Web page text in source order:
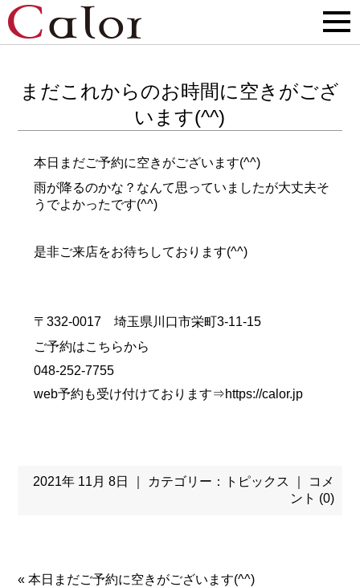
まだこれからのお時間に空きがござ
います(^^)
本日まだご予約に空きがございます(^^)
雨が降るのかな？なんて思っていましたが大丈夫そ
うでよかったです(^^)
是非ご来店をお待ちしております(^^)
〒332-0017 埼玉県川口市栄町3-11-15
ご予約はこちらから
048-252-7755
web予約も受け付けております⇒https://calor.jp
2021年 11月 8日 ｜ カテゴリー： トピックス
コメ
ント (0)
«本日まだご予約に空きがございます(^^)